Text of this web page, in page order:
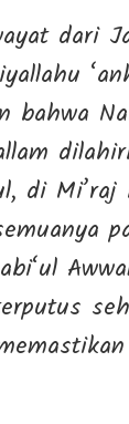
dari
bahwa
di